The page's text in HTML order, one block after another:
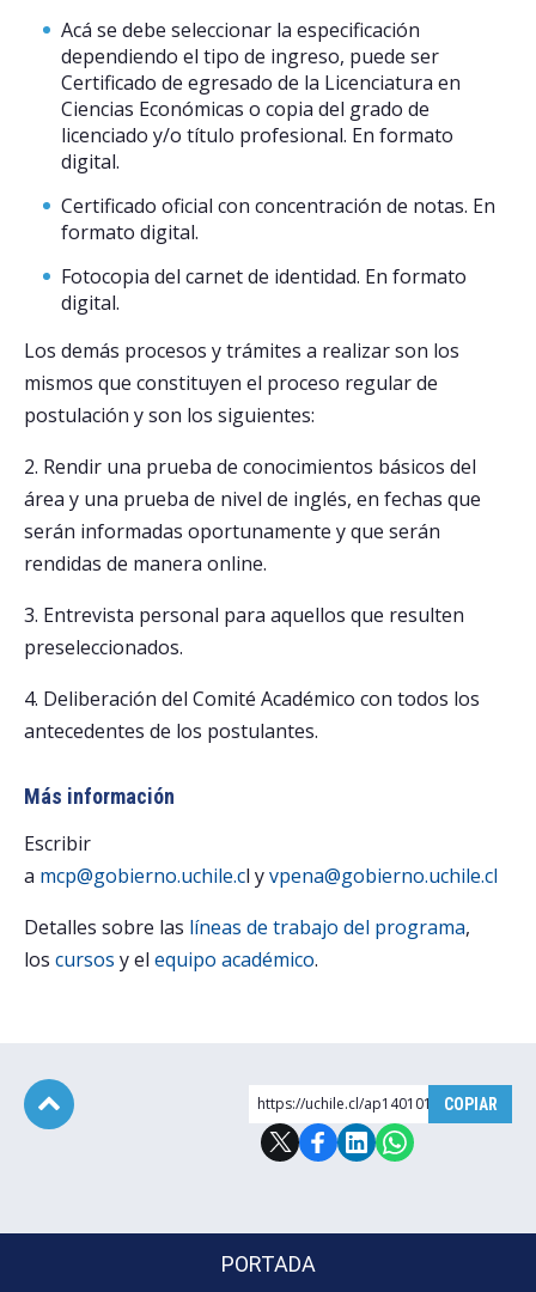
Acá se debe seleccionar la especificación
dependiendo el tipo de ingreso, puede ser
Certificado de egresado de la Licenciatura en
Ciencias Económicas o copia del grado de
licenciado y/o título profesional. En formato
digital.
Certificado oficial con concentración de notas. En
formato digital.
Fotocopia del carnet de identidad. En formato
digital.
Los demás procesos y trámites a realizar son los
mismos que constituyen el proceso regular de
postulación y son los siguientes:
2. Rendir una prueba de conocimientos básicos del
área y una prueba de nivel de inglés, en fechas que
serán informadas oportunamente y que serán
rendidas de manera online.
3. Entrevista personal para aquellos que resulten
preseleccionados.
4. Deliberación del Comité Académico con todos los
antecedentes de los postulantes.
Más información
Escribir
a mcp@gobierno.uchile.cl yvpena@gobierno.uchile.cl
Detalles sobre las líneas de trabajo del programa,
los cursos y el equipo académico.
https://uchile.cl/ap140101 COPIAR
PORTADA